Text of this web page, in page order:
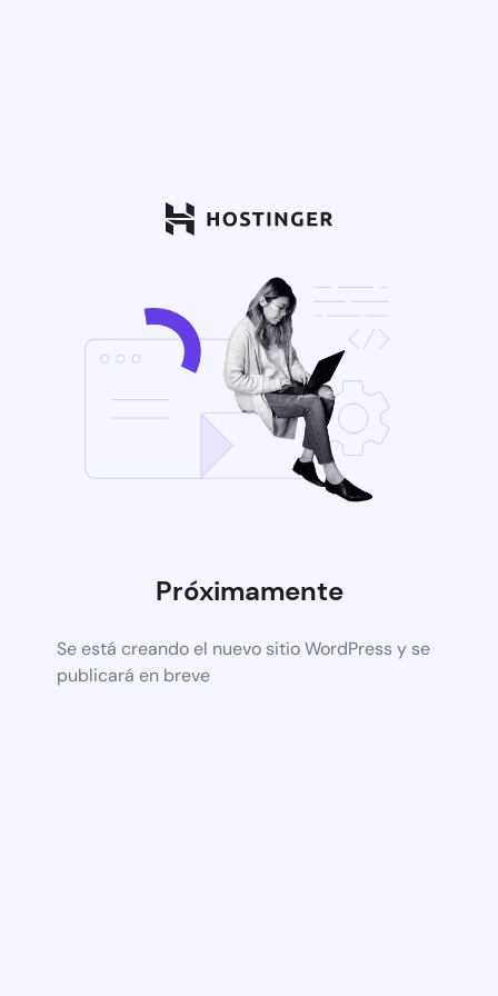
Próximamente
Se está creando el nuevo sitio WordPress y se
publicará en breve